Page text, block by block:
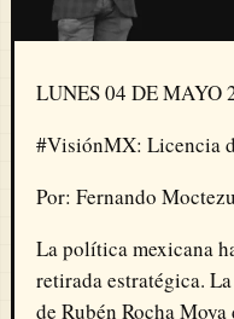
LUNES 04 DE MAYO
#VisiónMX: Licencia
Por: Fernando
La política mexicana
retirada estratégica.
de Rubén Rocha